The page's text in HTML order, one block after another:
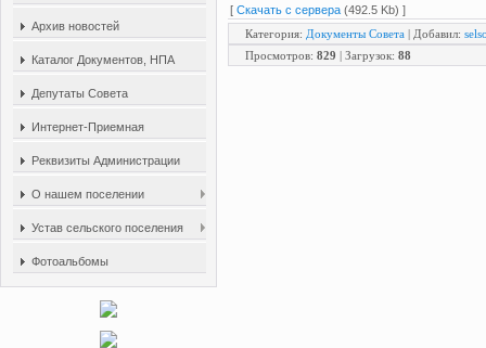
Архив новостей
Каталог Документов, НПА
Депутаты Совета
Интернет-Приемная
Реквизиты Администрации
О нашем поселении
Устав сельского поселения
Фотоальбомы
[ Скачать с сервера (492.5 Kb) ]
Категория: Документы Совета | Добавил:
Просмотров: 829 | Загрузок: 88